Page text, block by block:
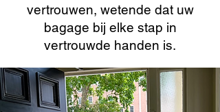
vertrouwen, wetende dat uw
bagage bij elke stap in
vertrouwde handen is.